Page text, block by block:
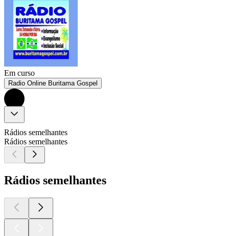
Em curso
Radio Online Buritama Gospel
Rádios semelhantes
Rádios semelhantes
Rádios semelhantes